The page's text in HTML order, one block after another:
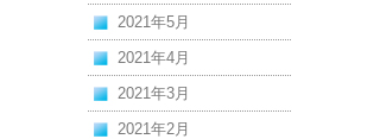
2021年5月
2021年4月
2021年3月
2021年2月